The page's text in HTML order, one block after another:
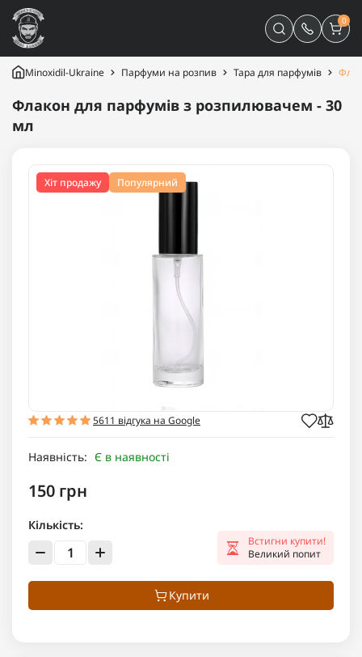
0
Minoxidil-Ukraine Парфуми на розпив Тара для парфумів
Флакон для парфумів з розпилювачем - 30
мл
Хіт продажу Популярний
5611 відгука на Google
Наявність: Є в наявності
150 грн
Кількість:
Встигни купити!
Великий попит
Купити